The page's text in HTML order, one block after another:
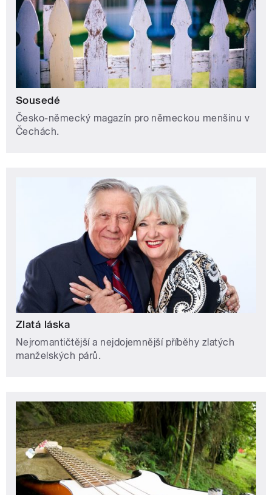
Sousedé
Česko-německý magazín pro německou menšinu v
Čechách.
Zlatá láska
Nejromantičtější a nejdojemnější příběhy zlatých
manželských párů.